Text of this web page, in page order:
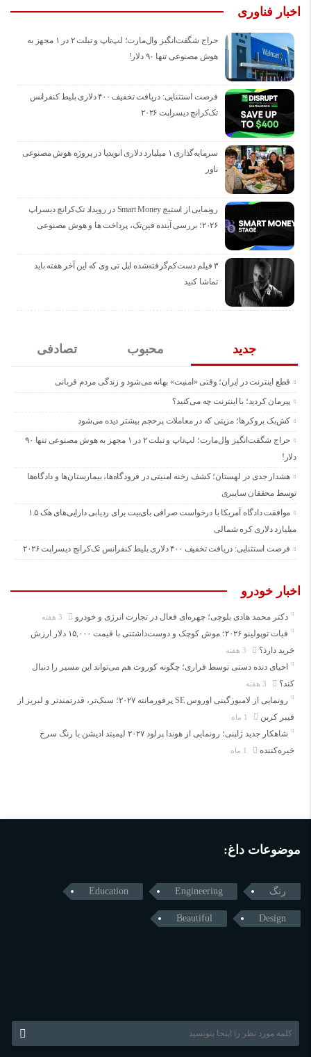
اخبار فناوری
حراج شگفت‌انگیز وال‌مارت؛ لپ‌تاپ و تبلت ۲ در ۱ مجهز به
هوش مصنوعی تنها ۹۰ دلار!
فرصت استثنایی: دریافت تخفیف ۴۰۰ دلاری بلیط کنفرانس
تک‌کرانچ دیسراپت ۲۰۲۶
سرمایه‌گذاری ۱ میلیارد دلاری انویدیا در پروژه هوش مصنوعی
ناور
رونمایی از استیج Smart Money در رویداد تک‌کرانچ دیسراپ
۲۰۲۶؛ بررسی آینده فین‌تک، پرداخت‌ ها و هوش مصنوعی
۳ فیلم دست‌کم‌گرفته‌شده اپل تی وی که این آخر هفته باید
تماشا کنید
جدید محبوب تصادفی
قطع اینترنت در ایران؛ وقتی «امنیت» بهانه می‌شود و زندگی مردم قربانی
پیرمان کردید؛ با اینترنت چه می‌کنید؟
کش‌بک بروکرها؛ مزیتی که در معاملات پرحجم بیشتر دیده می‌شود
حراج شگفت‌انگیز وال‌مارت؛ لپ‌تاپ و تبلت ۲ در ۱ مجهز به هوش مصنوعی تنها ۹۰
دلار!
هشدار جدی در لهستان؛ کشف رخنه امنیتی در فرودگاه‌ها، بیمارستان‌ها و دادگاه‌ها
توسط محققان سایبری
موافقت دادگاه آمریکا با درخواست صرافی بای‌بیت برای ردیابی دارایی‌های هک ۱.۵
میلیارد دلاری کره شمالی
فرصت استثنایی: دریافت تخفیف ۴۰۰ دلاری بلیط کنفرانس تک‌کرانچ دیسراپت ۲۰۲۶
اخبار خودرو
دکتر محمد هادی بلوچی؛ چهره‌ای فعال در تجارت انرژی و خودرو
فیات توپولینو ۲۰۲۶؛ موش کوچک و دوست‌داشتنی با قیمت ۱۵,۰۰۰ دلار ارزش
خرید دارد؟
احیای دنده دستی توسط فراری؛ چگونه کوروت هم می‌تواند این مسیر را دنبال
کند؟
رونمایی از لامبورگینی اوروس SE پرفورمانته ۲۰۲۷؛ سبک‌تر، قدرتمندتر و لبریز از
فیبر کربن
شاهکار جدید ژاپنی؛ رونمایی از هوندا پرلود ۲۰۲۷ لیمیتد ادیشن با رنگ سرخ
خیره‌کننده
موضوعات داغ:
رنگ Engineering
Education
Design
Beautiful